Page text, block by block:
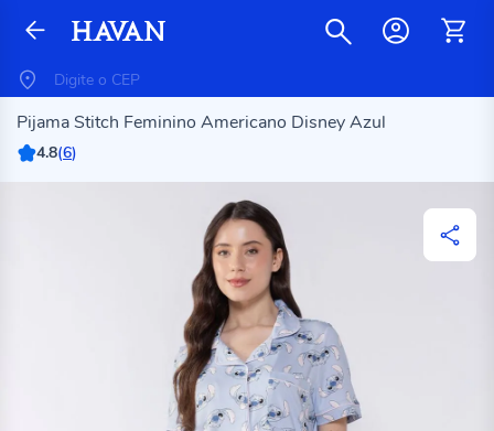
Pijama Stitch Feminino Americano Disney Azul
4.8(6)